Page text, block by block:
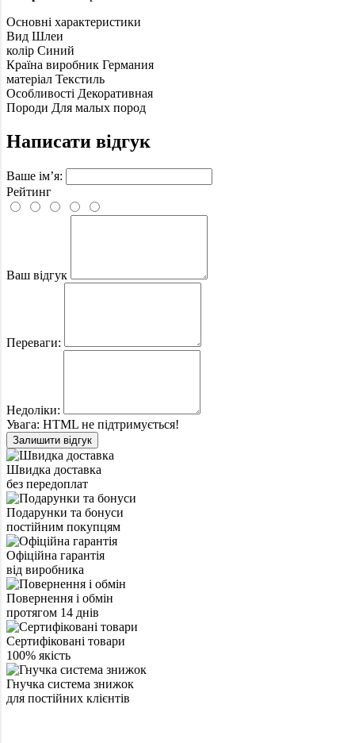
Основні характеристики
Вид Шлеи
колір Синий
Країна виробник Германия
матеріал Текстиль
Особливості Декоративная
Породи Для малых пород
Написати відгук
Ваше ім’я:
Рейтинг
Ваш відгук
Переваги:
Недоліки:
Увага: HTML не підтримується!
Залишити відгук
Швидка доставка
без передоплат
Подарунки та бонуси
постійним покупцям
Офіційна гарантія
від виробника
Повернення і обмін
протягом 14 днів
Сертифіковані товари
100% якість
Гнучка система знижок
для постійних клієнтів